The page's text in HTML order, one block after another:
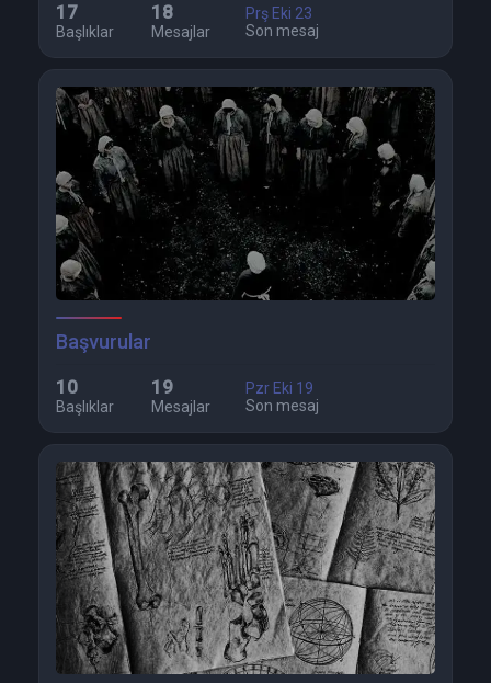
17
Başlıklar
18
Mesajlar
Prş Eki 23
Son mesaj
Başvurular
10
Başlıklar
19
Mesajlar
Pzr Eki 19
Son mesaj